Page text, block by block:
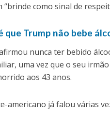
“brinde como sinal de
que Trump não bebe
nunca ter bebido
uma vez que o seu
aos 43 anos.
americano já falou várias